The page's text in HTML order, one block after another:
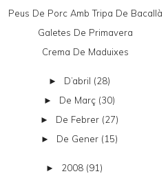
Peus De Porc Amb Tripa De Bacallà
Galetes De Primavera
Crema De Maduixes
► D’abril (28)
► De Març (30)
► De Febrer (27)
► De Gener (15)
► 2008 (91)